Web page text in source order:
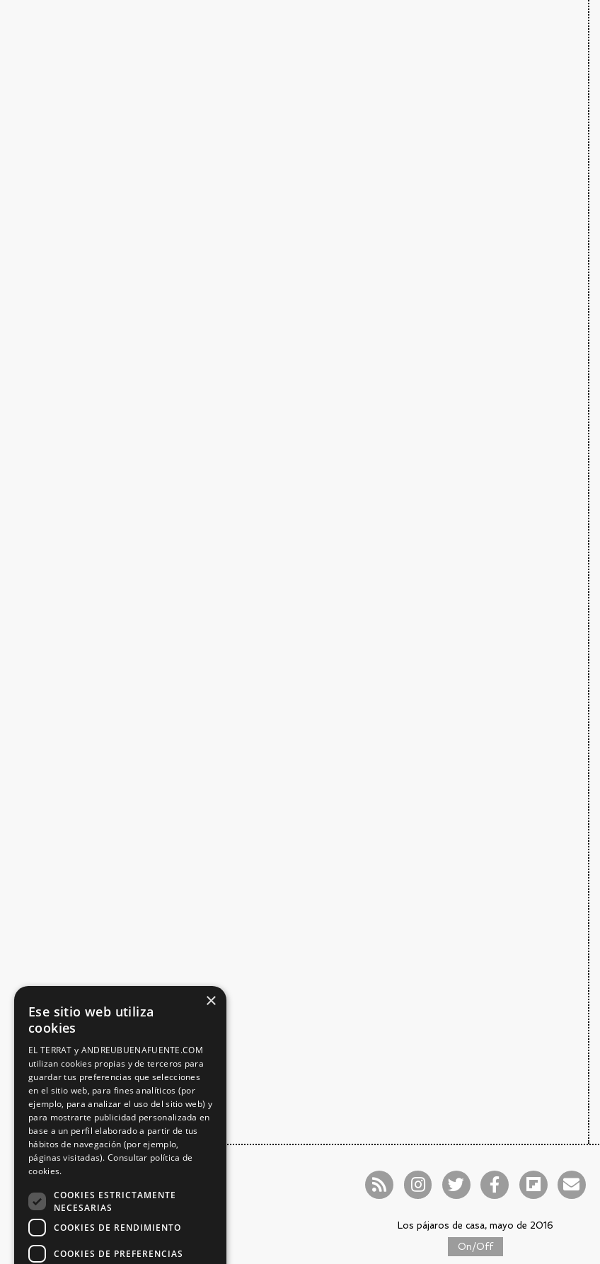
Los pájaros de casa, mayo de 2016
On/Off
×
Ese sitio web utiliza
cookies
EL TERRAT y ANDREUBUENAFUENTE.COM
utilizan cookies propias y de terceros para
guardar tus preferencias que selecciones
en el sitio web, para fines analíticos (por
ejemplo, para analizar el uso del sitio web) y
para mostrarte publicidad personalizada en
base a un perfil elaborado a partir de tus
hábitos de navegación (por ejemplo,
páginas visitadas).Consultar política de
cookies.
COOKIES ESTRICTAMENTE
NECESARIAS
COOKIES DE RENDIMIENTO
COOKIES DE PREFERENCIAS